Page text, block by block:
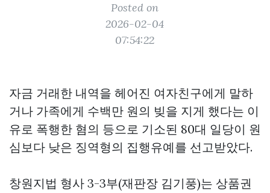
Posted on
2026-02-04
07:54:22
자금 거래한 내역을 헤어진 여자친구에게 말하
거나 가족에게 수백만 원의 빚을 지게 했다는 이
유로 폭행한 혐의 등으로 기소된 80대 일당이 원
심보다 낮은 징역형의 집행유예를 선고받았다.
창원지법 형사 3-3부(재판장 김기풍)는 상품권